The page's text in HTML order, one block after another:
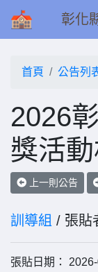
彰化
首頁 公告列
2026
獎活
上一則公告
訓導組 / 張貼
張貼日期：